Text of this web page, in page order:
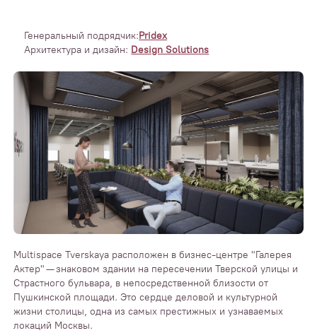
Генеральный подрядчик:Pridex
Архитектура и дизайн: Design Solutions
Multispace Tverskaya расположен в бизнес-центре "Галерея
Актер" — знаковом здании на пересечении Тверской улицы и
Страстного бульвара, в непосредственной близости от
Пушкинской площади. Это сердце деловой и культурной
жизни столицы, одна из самых престижных и узнаваемых
локаций Москвы.